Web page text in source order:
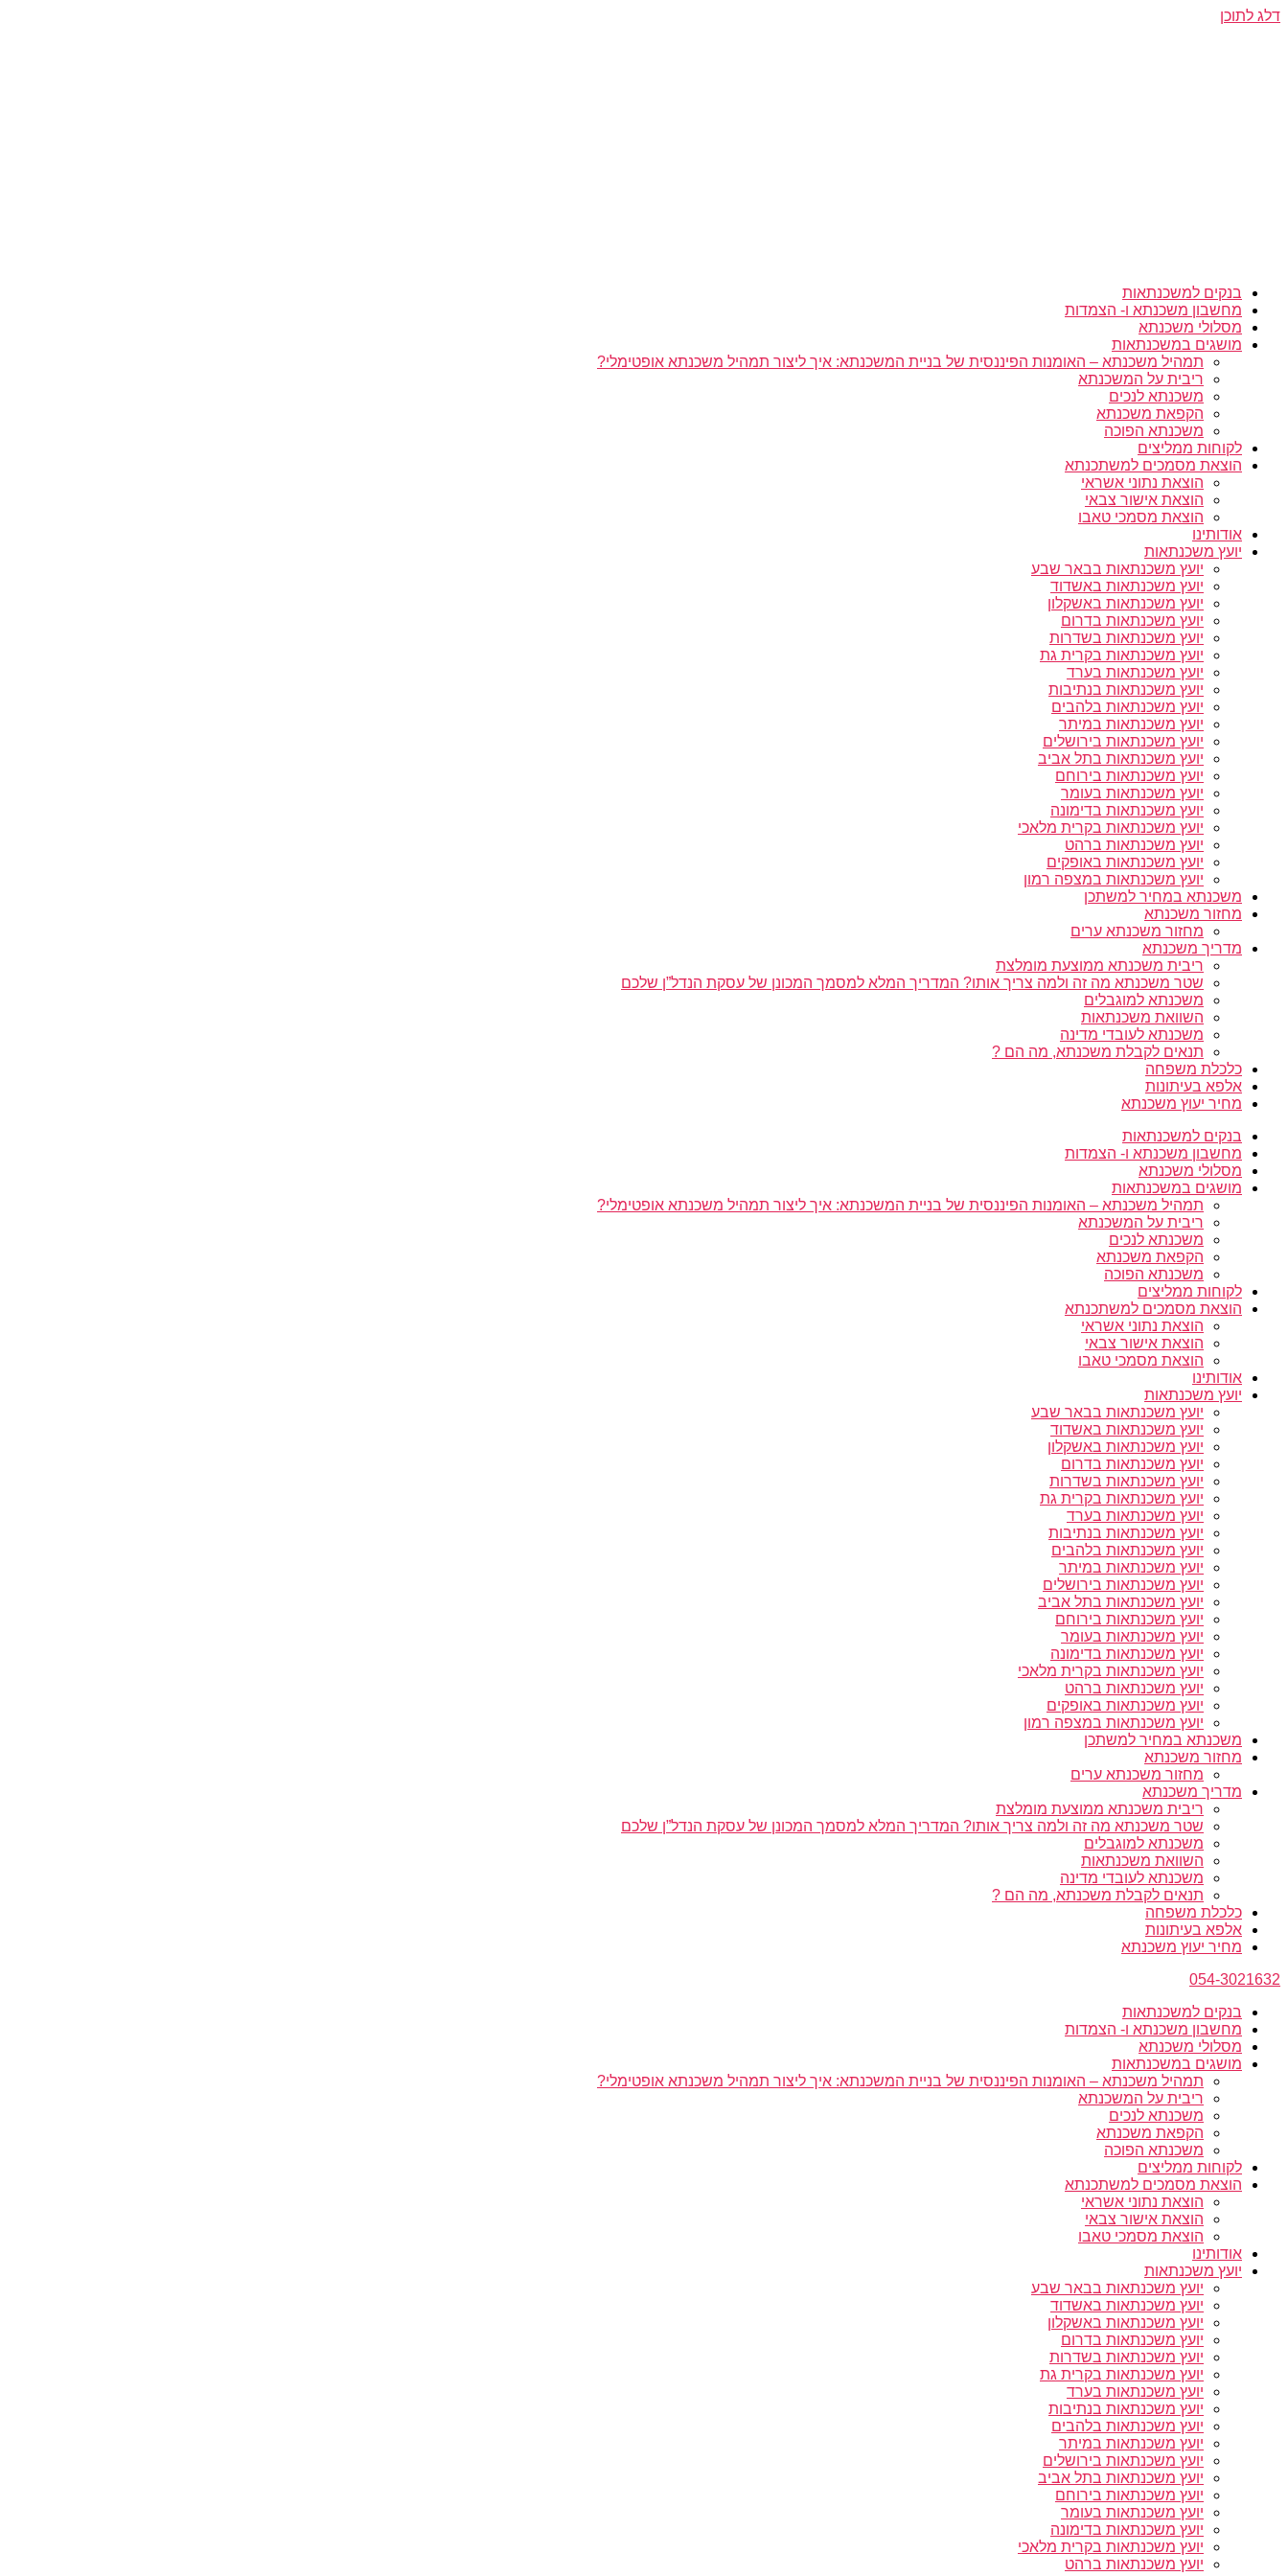
דלג לתוכן
בנקים למשכנתאות
מחשבון משכנתא ו- הצמדות
מסלולי משכנתא
מושגים במשכנתאות
תמהיל משכנתא – האומנות הפיננסית של בניית המשכנתא: איך ליצור תמהיל משכנתא אופטימלי?
ריבית על המשכנתא
משכנתא לנכים
הקפאת משכנתא
משכנתא הפוכה
לקוחות ממליצים
הוצאת מסמכים למשתכנתא
הוצאת נתוני אשראי
הוצאת אישור צבאי
הוצאת מסמכי טאבו
אודותינו
יועץ משכנתאות
יועץ משכנתאות בבאר שבע
יועץ משכנתאות באשדוד
יועץ משכנתאות באשקלון
יועץ משכנתאות בדרום
יועץ משכנתאות בשדרות
יועץ משכנתאות בקרית גת
יועץ משכנתאות בערד
יועץ משכנתאות בנתיבות
יועץ משכנתאות בלהבים
יועץ משכנתאות במיתר
יועץ משכנתאות בירושלים
יועץ משכנתאות בתל אביב
יועץ משכנתאות בירוחם
יועץ משכנתאות בעומר
יועץ משכנתאות בדימונה
יועץ משכנתאות בקרית מלאכי
יועץ משכנתאות ברהט
יועץ משכנתאות באופקים
יועץ משכנתאות במצפה רמון
משכנתא במחיר למשתכן
מחזור משכנתא
מחזור משכנתא ערים
מדריך משכנתא
ריבית משכנתא ממוצעת מומלצת
שטר משכנתא מה זה ולמה צריך אותו? המדריך המלא למסמך המכונן של עסקת הנדל”ן שלכם
משכנתא למוגבלים
השוואת משכנתאות
משכנתא לעובדי מדינה
תנאים לקבלת משכנתא, מה הם ?
כלכלת משפחה
אלפא בעיתונות
מחיר יעוץ משכנתא
בנקים למשכנתאות
מחשבון משכנתא ו- הצמדות
מסלולי משכנתא
מושגים במשכנתאות
תמהיל משכנתא – האומנות הפיננסית של בניית המשכנתא: איך ליצור תמהיל משכנתא אופטימלי?
ריבית על המשכנתא
משכנתא לנכים
הקפאת משכנתא
משכנתא הפוכה
לקוחות ממליצים
הוצאת מסמכים למשתכנתא
הוצאת נתוני אשראי
הוצאת אישור צבאי
הוצאת מסמכי טאבו
אודותינו
יועץ משכנתאות
יועץ משכנתאות בבאר שבע
יועץ משכנתאות באשדוד
יועץ משכנתאות באשקלון
יועץ משכנתאות בדרום
יועץ משכנתאות בשדרות
יועץ משכנתאות בקרית גת
יועץ משכנתאות בערד
יועץ משכנתאות בנתיבות
יועץ משכנתאות בלהבים
יועץ משכנתאות במיתר
יועץ משכנתאות בירושלים
יועץ משכנתאות בתל אביב
יועץ משכנתאות בירוחם
יועץ משכנתאות בעומר
יועץ משכנתאות בדימונה
יועץ משכנתאות בקרית מלאכי
יועץ משכנתאות ברהט
יועץ משכנתאות באופקים
יועץ משכנתאות במצפה רמון
משכנתא במחיר למשתכן
מחזור משכנתא
מחזור משכנתא ערים
מדריך משכנתא
ריבית משכנתא ממוצעת מומלצת
שטר משכנתא מה זה ולמה צריך אותו? המדריך המלא למסמך המכונן של עסקת הנדל”ן שלכם
משכנתא למוגבלים
השוואת משכנתאות
משכנתא לעובדי מדינה
תנאים לקבלת משכנתא, מה הם ?
כלכלת משפחה
אלפא בעיתונות
מחיר יעוץ משכנתא
054-3021632
בנקים למשכנתאות
מחשבון משכנתא ו- הצמדות
מסלולי משכנתא
מושגים במשכנתאות
תמהיל משכנתא – האומנות הפיננסית של בניית המשכנתא: איך ליצור תמהיל משכנתא אופטימלי?
ריבית על המשכנתא
משכנתא לנכים
הקפאת משכנתא
משכנתא הפוכה
לקוחות ממליצים
הוצאת מסמכים למשתכנתא
הוצאת נתוני אשראי
הוצאת אישור צבאי
הוצאת מסמכי טאבו
אודותינו
יועץ משכנתאות
יועץ משכנתאות בבאר שבע
יועץ משכנתאות באשדוד
יועץ משכנתאות באשקלון
יועץ משכנתאות בדרום
יועץ משכנתאות בשדרות
יועץ משכנתאות בקרית גת
יועץ משכנתאות בערד
יועץ משכנתאות בנתיבות
יועץ משכנתאות בלהבים
יועץ משכנתאות במיתר
יועץ משכנתאות בירושלים
יועץ משכנתאות בתל אביב
יועץ משכנתאות בירוחם
יועץ משכנתאות בעומר
יועץ משכנתאות בדימונה
יועץ משכנתאות בקרית מלאכי
יועץ משכנתאות ברהט